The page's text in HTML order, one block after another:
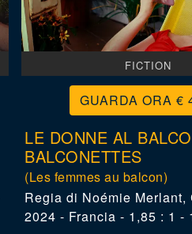
FICTION
€
LE DONNE AL
BALCONETTES
(Les femmes au balcon)
Noémie Merlant,
2024 - Francia - 1,85 : 1 -